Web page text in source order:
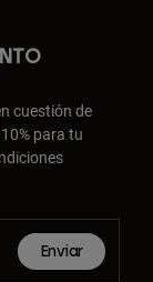
cuestión de
para tu
Enviar